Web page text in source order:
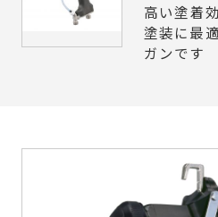
高い塗着
塗装に最
ガンです